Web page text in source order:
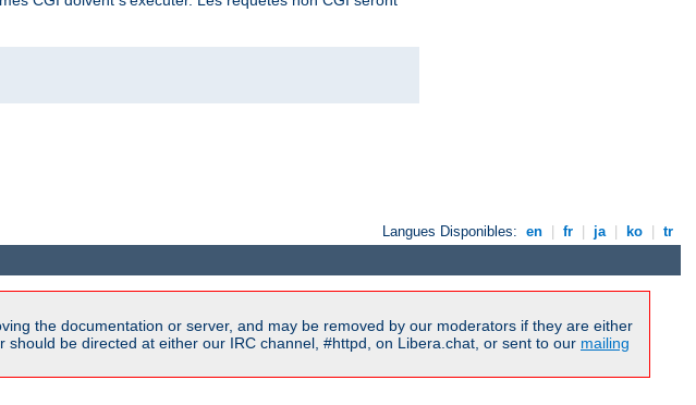
Langues Disponibles: en fr ja ko tr
the documentation or server, and may be removed by our moderators if they are either
be directed at either our IRC channel, #httpd, on Libera.chat, or sent to our mailing